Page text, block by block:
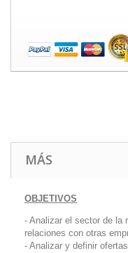
MÁS
OBJETIVOS
- Analizar el sector de la
relaciones con otras
- Analizar y definir